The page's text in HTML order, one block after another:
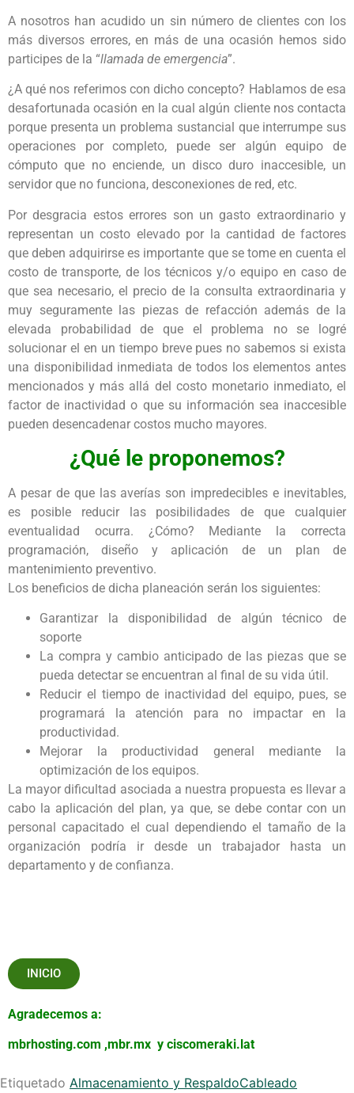
A nosotros han acudido un sin número de clientes con los
más diversos errores, en más de una ocasión hemos sido
participes de la “llamada de emergencia”.
¿A qué nos referimos con dicho concepto? Hablamos de esa
desafortunada ocasión en la cual algún cliente nos contacta
porque presenta un problema sustancial que interrumpe sus
operaciones por completo, puede ser algún equipo de
cómputo que no enciende, un disco duro inaccesible, un
servidor que no funciona, desconexiones de red, etc.
Por desgracia estos errores son un gasto extraordinario y
representan un costo elevado por la cantidad de factores
que deben adquirirse es importante que se tome en cuenta el
costo de transporte, de los técnicos y/o equipo en caso de
que sea necesario, el precio de la consulta extraordinaria y
muy seguramente las piezas de refacción además de la
elevada probabilidad de que el problema no se logré
solucionar el en un tiempo breve pues no sabemos si exista
una disponibilidad inmediata de todos los elementos antes
mencionados y más allá del costo monetario inmediato, el
factor de inactividad o que su información sea inaccesible
pueden desencadenar costos mucho mayores.
¿Qué le proponemos?
A pesar de que las averías son impredecibles e inevitables,
es posible reducir las posibilidades de que cualquier
eventualidad ocurra. ¿Cómo? Mediante la correcta
programación, diseño y aplicación de un plan de
mantenimiento preventivo.
Los beneficios de dicha planeación serán los siguientes:
Garantizar la disponibilidad de algún técnico de
soporte
La compra y cambio anticipado de las piezas que se
pueda detectar se encuentran al final de su vida útil.
Reducir el tiempo de inactividad del equipo, pues, se
programará la atención para no impactar en la
productividad.
Mejorar la productividad general mediante la
optimización de los equipos.
La mayor dificultad asociada a nuestra propuesta es llevar a
cabo la aplicación del plan, ya que, se debe contar con un
personal capacitado el cual dependiendo el tamaño de la
organización podría ir desde un trabajador hasta un
departamento y de confianza.
INICIO
Agradecemos a:
mbrhosting.com ,mbr.mx y ciscomeraki.lat
Etiquetado Almacenamiento y RespaldoCableado